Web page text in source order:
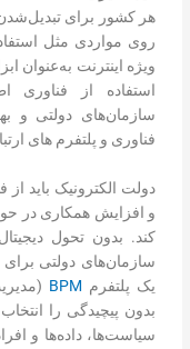
هر کشور برای تبدیل‌شدن
روی مواردی مثل
ویژه اینترنت به‌عنوان
استفاده از فناوری
سازمان‌های دولتی و
فناوری و پلتفرم های
دولت الکترونیک باید
و افزایش همکاری در
کند. بدون تحول
سازمان‌های دولتی
یک پلتفرم BPM
بدون پیچیدگی را
سیاست‌ها، داده‌ها و